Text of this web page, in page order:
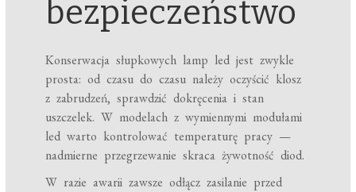
bezpieczeństwo
Konserwacja słupkowych lamp led jest zwykle
prosta: od czasu do czasu należy oczyścić klosz
z zabrudzeń, sprawdzić dokręcenia i stan
uszczelek. W modelach z wymiennymi modułami
led warto kontrolować temperaturę pracy —
nadmierne przegrzewanie skraca żywotność diod.
W razie awarii zawsze odłącz zasilanie przed